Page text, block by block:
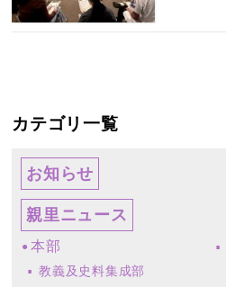
カテゴリ一覧
お知らせ
親里ニュース
本部
教義及史料集成部